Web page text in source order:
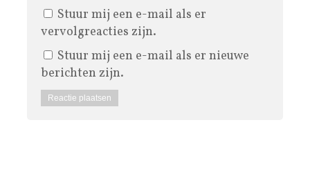
Stuur mij een e-mail als er
vervolgreacties zijn.
Stuur mij een e-mail als er nieuwe
berichten zijn.